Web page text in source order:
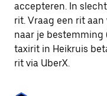
selecteren.
Druk
op
Escape
om
de
accepteren. In
rit. Vraag een rit
naar je bestemming
taxirit in Heikruis
rit via UberX.